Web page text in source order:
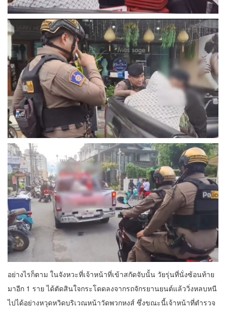
อย่างไรก็ตาม ในจังหวะที่เจ้าหน้าที่เข้าสกัดจับนั้น วัยรุ่นที่นั่งซ้อนท้าย
มาอีก 1 ราย ได้ตัดสินใจกระโดดลงจากรถจักรยานยนต์แล้ววิ่งหลบหนี
ไปได้อย่างหวุดหวิดบริเวณหน้าวัดพวกหงส์ ซึ่งขณะนี้เจ้าหน้าที่ตำรวจ